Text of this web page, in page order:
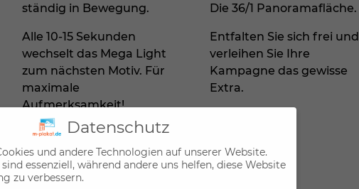
ständig in Bewegung.
Alle 10-15 Sekunden
wechselt das Mega Light
zum nächsten Motiv. Für
maximale
Aufmerksamkeit!
Die 36/1 Panoramafläche.
Entfalten Sie sich frei und
verleihen Sie Ihre
Kampagne das gewisse
Extra.
Datenschutz
und andere Technologien auf unserer Website.
essenziell, während andere uns helfen, diese Website
zu verbessern.